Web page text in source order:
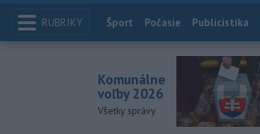
RUBRIKY Index
Šport Počasie Publicistika
Komunálne
voľby 2026
Všetky správy